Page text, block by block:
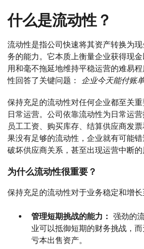
什么是流动性？
流动性是指公司快速将其资产转换为
务的能力。它本质上衡量企业获得现
用和毫不拖延地维持平稳运营的难易
性回答了关键问题：
企业今天能付账
保持充足的流动性对任何企业都至关
日常运营。公司依靠流动性为日常运
员工工资、购买库存、结算供应商发
果没有足够的流动性，企业就有可能错
破坏供应商关系，甚至出现运营中断的
为什么流动性很重要？
保持充足的流动性对于业务稳定和增长
管理短期挑战的能力： 强劲的
业可以抵御短期的财务挑战，
亏本出售资产。